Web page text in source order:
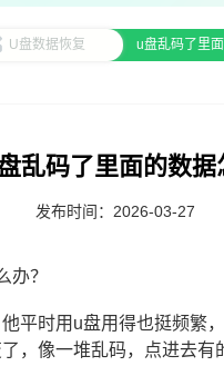
U盘数据恢复 u盘乱码了里
乱码了里面的数
发布时间：2026-03-27
办？
平时用u盘用得也挺频繁
，像一堆乱码，点进去